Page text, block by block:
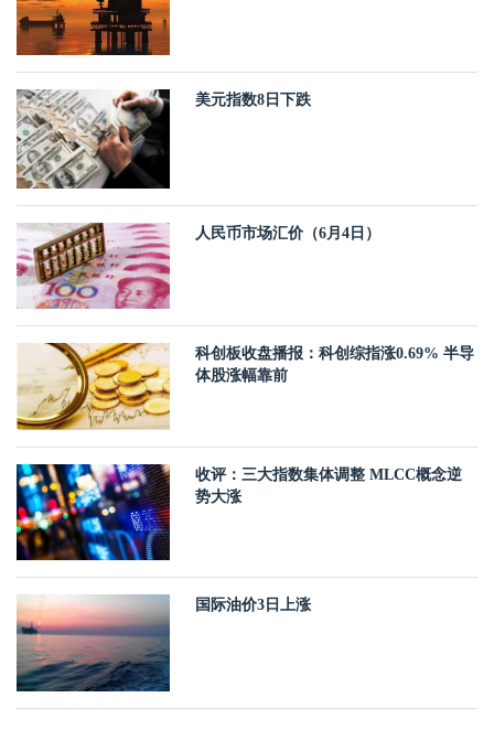
美元指数8日下跌
人民币市场汇价（6月4日）
科创板收盘播报：科创综指涨0.69% 半导
体股涨幅靠前
收评：三大指数集体调整 MLCC概念逆
势大涨
国际油价3日上涨